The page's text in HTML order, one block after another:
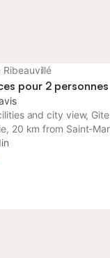
Ribeauvillé
pour 2 personnes
and city view,
20 km from Saint-
Colmar Expo. The
and is 20 km